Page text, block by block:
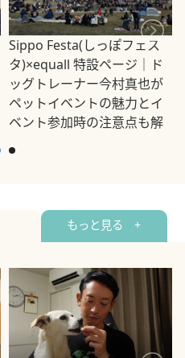
Sippo Festa(しっぽフェス
タ)×equall 特設ページ｜ド
ッグトレーナー今村真也が
ペットイベントの魅力とイ
ベント参加時の注意点も解
2026年5月12日
もっと見る +